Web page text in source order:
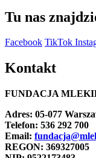
Tu nas
Facebook TikTok
Kontakt
FUNDACJA
Adres: 05-077
Telefon: 536 292 700
Email:
REGON: 369327005